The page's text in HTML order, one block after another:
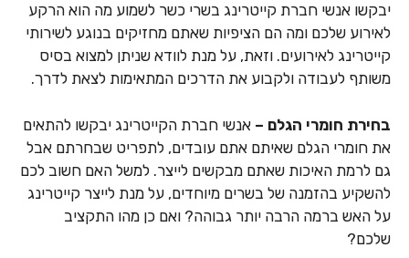
יבקשו אנשי חברת קייטרינג בשרי כשר לשמוע מה הוא הרקע
לאירוע שלכם ומה הם הציפיות שאתם מחזיקים בנוגע לשירותי
קייטרינג לאירועים. וזאת, על מנת לוודא שניתן למצוא בסיס
משותף לעבודה ולקבוע את הדרכים המתאימות לצאת לדרך.
בחירת חומרי הגלם –אנשי חברת הקייטרינג יבקשו להתאים
את חומרי הגלם שאיתם אתם עובדים, לתפריט שבחרתם אבל
גם לרמת האיכות שאתם מבקשים לייצר. למשל האם חשוב לכם
להשקיע בהזמנה של בשרים מיוחדים, על מנת לייצר קייטרינג
על האש ברמה הרבה יותר גבוהה? ואם כן מהו התקציב
שלכם?